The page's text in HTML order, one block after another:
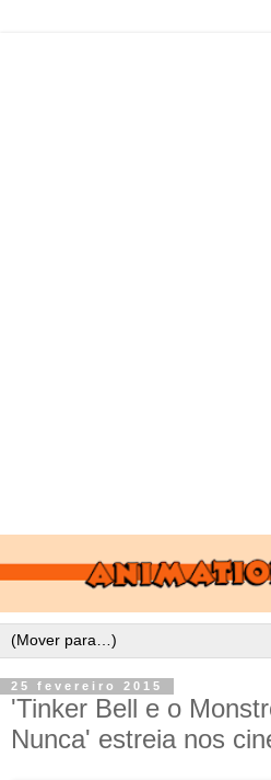
25 fevereiro 2015
'Tinker Bell e o
Nunca' estreia nos